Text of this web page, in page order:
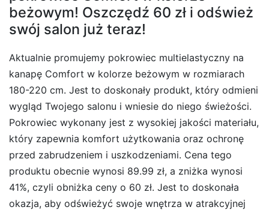
beżowym! Oszczędź 60 zł i odśwież
swój salon już teraz!
Aktualnie promujemy pokrowiec multielastyczny na
kanapę Comfort w kolorze beżowym w rozmiarach
180-220 cm. Jest to doskonały produkt, który odmieni
wygląd Twojego salonu i wniesie do niego świeżości.
Pokrowiec wykonany jest z wysokiej jakości materiału,
który zapewnia komfort użytkowania oraz ochronę
przed zabrudzeniem i uszkodzeniami. Cena tego
produktu obecnie wynosi 89.99 zł, a zniżka wynosi
41%, czyli obniżka ceny o 60 zł. Jest to doskonała
okazja, aby odświeżyć swoje wnętrza w atrakcyjnej